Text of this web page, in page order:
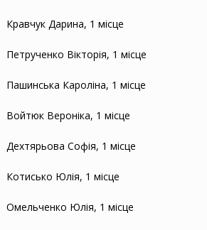
Кравчук Дарина, 1 місце
Петрученко Вікторія, 1 місце
Пашинська Кароліна, 1 місце
Войтюк Вероніка, 1 місце
Дехтярьова Софія, 1 місце
Котисько Юлія, 1 місце
Омельченко Юлія, 1 місце